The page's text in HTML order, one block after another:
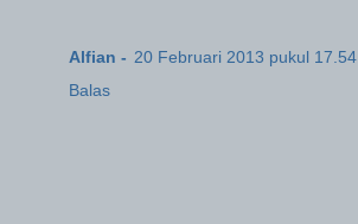
Alfian - 20 Februari 2013 pukul 17.54
Balas